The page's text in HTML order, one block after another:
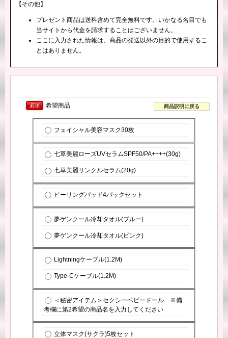
【その他】
プレゼント商品は送料含めて完全無料です。いかなる名目でも
当サイトから代金を請求することはございません。
ここに入力された情報は、商品の発送以外の目的で使用するこ
とはありません。
商品説明に戻る
必須 希望商品
フェイシャル美容マスク30枚
七草美麗ローズUVセラムSPF50/PA++++(30g)
七草美麗リンクルセラム(20g)
ピーリングパッド4パックセット
夢ゲンクール冷却タオル(ブルー)
夢ゲンクール冷却タオル(ピンク)
Lightningケーブル(1.2M)
Type-Cケーブル(1.2M)
考欄に第2希望の商品名を入力してください
立体マスク(サクラ)5枚セット